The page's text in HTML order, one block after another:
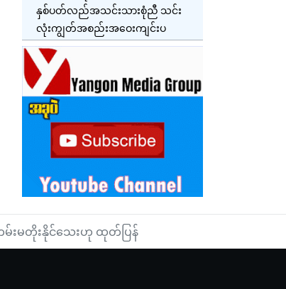
နှစ်ပတ်လည်အသင်းသားစုံညီ သင်း
လုံးကျွတ်အစည်းအဝေးကျင်းပ
တမ်းမတိုးနိုင်သေးဟု ထုတ်ပြန်